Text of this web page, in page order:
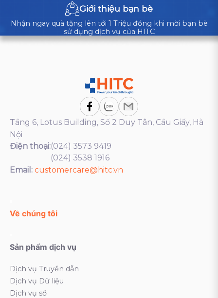
Giới thiệu bạn bè
Nhận ngay quà tặng lên tới 1 Triệu đồng khi mời bạn bè
sử dụng dịch vụ của HITC
Tầng 6, Lotus Building, Số 2 Duy Tân, Cầu Giấy, Hà
Nội
Điện thoại:(024) 3573 9419
(024) 3538 1916
Email: customercare@hitc.vn
Về chúng tôi
Sản phẩm dịch vụ
Dịch vụ Truyền dẫn
Dịch vụ Dữ liệu
Dịch vụ số